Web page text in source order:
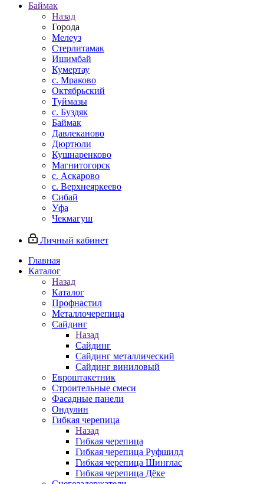
Баймак
Назад
Города
Мелеуз
Стерлитамак
Ишимбай
Кумертау
c. Мраково
Октябрьский
Туймазы
c. Буздяк
Баймак
Давлеканово
Дюртюли
Кушнаренково
Магнитогорск
с. Аскарово
с. Верхнеяркеево
Сибай
Уфа
Чекмагуш
Личный кабинет
Главная
Каталог
Назад
Каталог
Профнастил
Металлочерепица
Сайдинг
Назад
Сайдинг
Сайдинг металлический
Сайдинг виниловый
Евроштакетник
Строительные смеси
Фасадные панели
Ондулин
Гибкая черепица
Назад
Гибкая черепица
Гибкая черепица Руфшилд
Гибкая черепица Шинглас
Гибкая черепица Дёке